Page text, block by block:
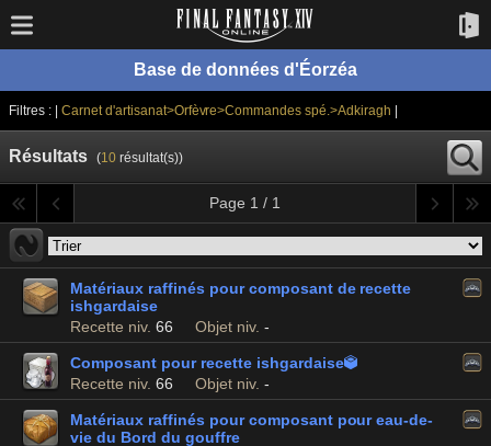
Base de données d'Éorzéa
Filtres : | Carnet d'artisanat>Orfèvre>Commandes spé.>Adkiragh
Résultats (10résultat(s))
Page 1 / 1
Matériaux raffinés pour composant de recette
ishgardaise
Recette niv. 66 Objet niv. -
Composant pour recette ishgardaise
Recette niv. 66 Objet niv. -
Matériaux raffinés pour composant pour eau-de-
vie du Bord du gouffre